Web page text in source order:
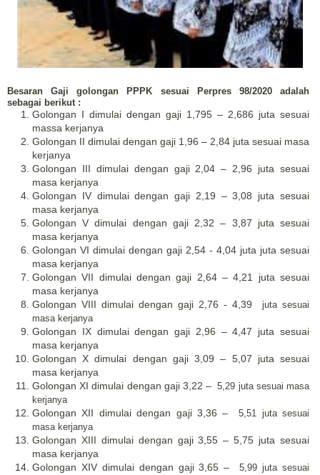
Besaran Gaji golongan PPPK sesuai Perpres 98/2020 adalah
sebagai berikut :
Golongan I dimulai dengan gaji 1,795 – 2,686 juta sesuai
massa kerjanya
Golongan II dimulai dengan gaji 1,96 – 2,84 juta sesuai masa
kerjanya
Golongan III dimulai dengan gaji 2,04 – 2,96 juta sesuai
masa kerjanya
Golongan IV dimulai dengan gaji 2,19 – 3,08 juta sesuai
masa kerjanya
Golongan V dimulai dengan gaji 2,32 – 3,87 juta sesuai
masa kerjanya
Golongan VI dimulai dengan gaji 2,54 - 4,04 juta juta sesuai
masa kerjanya
Golongan VII dimulai dengan gaji 2,64 – 4,21 juta sesuai
masa kerjanya
Golongan VIII dimulai dengan gaji 2,76 - 4,39
juta sesuai
masa kerjanya
Golongan IX dimulai dengan gaji 2,96 – 4,47 juta sesuai
masa kerjanya
Golongan X dimulai dengan gaji 3,09 – 5,07 juta sesuai
masa kerjanya
Golongan XI dimulai dengan gaji 3,22 – 5,29 juta sesuai masa
kerjanya
Golongan XII dimulai dengan gaji 3,36 –
5,51 juta sesuai
masa kerjanya
Golongan XIII dimulai dengan gaji 3,55 – 5,75 juta sesuai
masa kerjanya
Golongan XIV dimulai dengan gaji 3,65 –
5,99 juta sesuai